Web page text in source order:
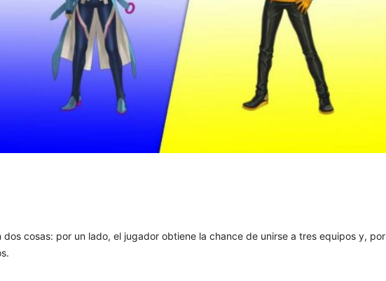
cosas: por un lado, el jugador obtiene la chance de unirse a tres equipos y, por